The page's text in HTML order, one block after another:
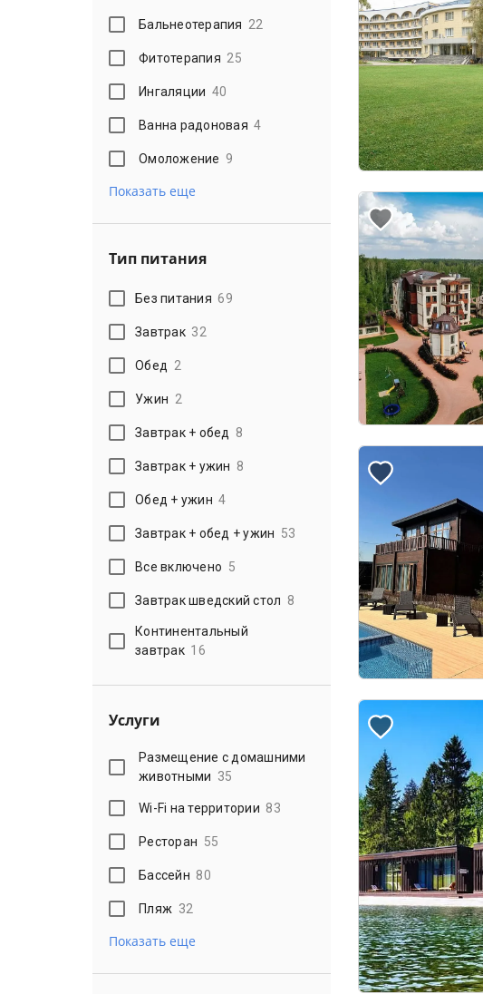
Бальнеотерапия 22
Фитотерапия 25
Ингаляции 40
Ванна радоновая 4
Омоложение 9
Показать еще
Тип питания
Без питания 69
Завтрак 32
Обед 2
Ужин 2
Завтрак + обед 8
Завтрак + ужин 8
Обед + ужин 4
Завтрак + обед + ужин 53
Все включено 5
Завтрак шведский стол 8
Континентальный
завтрак 16
Услуги
Размещение с домашними
животными 35
Wi-Fi на территории 83
Ресторан 55
Бассейн 80
Пляж 32
Показать еще